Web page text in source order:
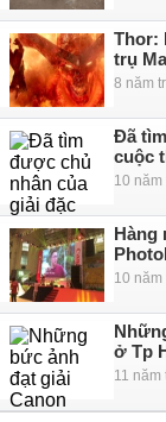
Thor:
trụ
8 năm
Đã
cuộc
10
Hàng
10
ở Tp
11